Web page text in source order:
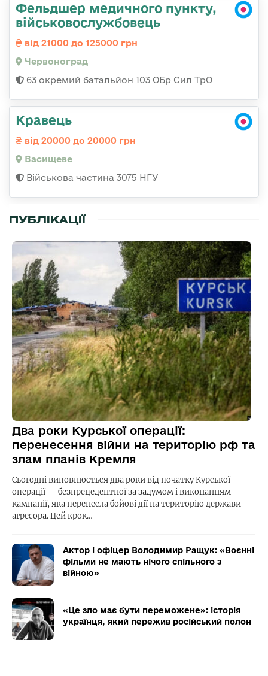
Фельдшер медичного пункту,
військовослужбовець
від 21000 до 125000 грн
Червоноград
63 окремий батальйон 103 ОБр Сил ТрО
Кравець
від 20000 до 20000 грн
Васищеве
Військова частина 3075 НГУ
ПУБЛІКАЦІЇ
Два роки Курської операції:
перенесення війни на територію рф та
злам планів Кремля
Сьогодні виповнюється два роки від початку Курської
операції — безпрецедентної за задумом і виконанням
кампанії, яка перенесла бойові дії на територію держави-
агресора. Цей крок…
Актор і офіцер Володимир Ращук: «Воєнні
фільми не мають нічого спільного з
війною»
«Це зло має бути переможене»: історія
українця, який пережив російський полон